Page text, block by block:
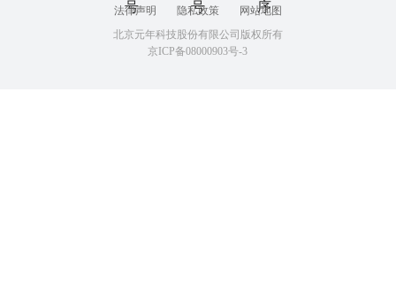
法律声明 隐私政策
网站地图
北京元年科技股份有限公司版权所有
京ICP备08000903号-3